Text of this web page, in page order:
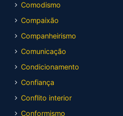
Comodismo
Compaixão
Companheirismo
Comunicação
Condicionamento
Confiança
Conflito interior
Conformismo